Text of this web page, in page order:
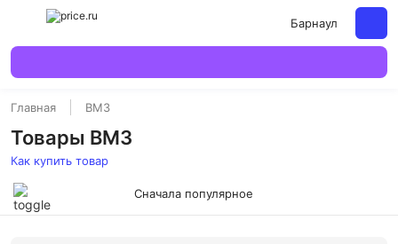
Барнаул
Главная ВМЗ
Товары ВМЗ
Как купить товар
Сначала популярное